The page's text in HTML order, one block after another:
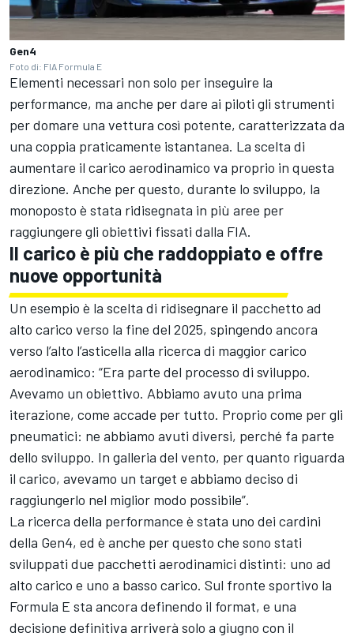
Gen4
Foto di: FIA Formula E
Elementi necessari non solo per inseguire la
performance, ma anche per dare ai piloti gli strumenti
per domare una vettura così potente, caratterizzata da
una coppia praticamente istantanea. La scelta di
aumentare il carico aerodinamico va proprio in questa
direzione. Anche per questo, durante lo sviluppo, la
monoposto è stata ridisegnata in più aree per
raggiungere gli obiettivi fissati dalla FIA.
Il carico è più che raddoppiato e offre
nuove opportunità
Un esempio è la scelta di ridisegnare il pacchetto ad
alto carico verso la fine del 2025, spingendo ancora
verso l’alto l’asticella alla ricerca di maggior carico
aerodinamico: “Era parte del processo di sviluppo.
Avevamo un obiettivo. Abbiamo avuto una prima
iterazione, come accade per tutto. Proprio come per gli
pneumatici: ne abbiamo avuti diversi, perché fa parte
dello sviluppo. In galleria del vento, per quanto riguarda
il carico, avevamo un target e abbiamo deciso di
raggiungerlo nel miglior modo possibile”.
La ricerca della performance è stata uno dei cardini
della Gen4, ed è anche per questo che sono stati
sviluppati due pacchetti aerodinamici distinti: uno ad
alto carico e uno a basso carico. Sul fronte sportivo la
Formula E sta ancora definendo il format, e una
decisione definitiva arriverà solo a giugno con il